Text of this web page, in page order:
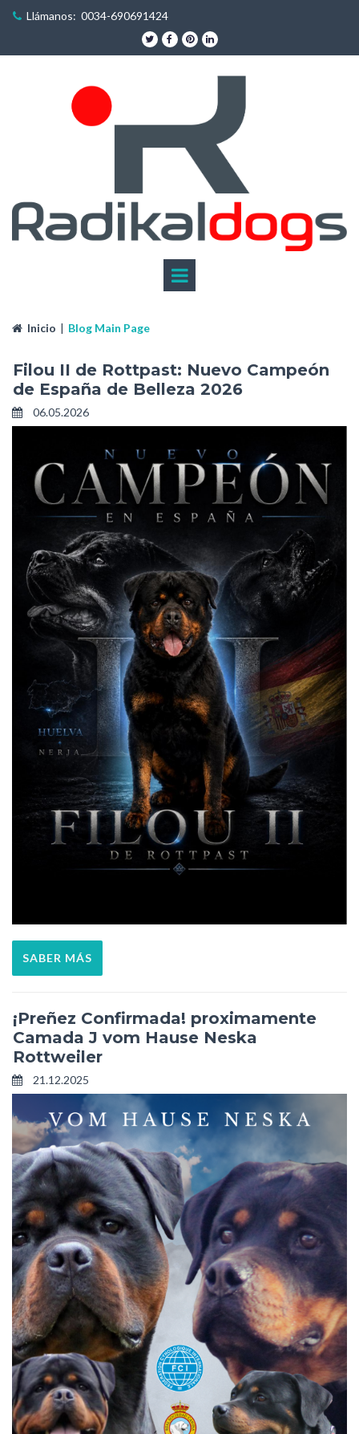
 Llámanos: 0034-690691424
   
Inicio | Blog Main Page
Filou II de Rottpast: Nuevo Campeón
de España de Belleza 2026
06.05.2026
SABER MÁS
¡Preñez Confirmada! proximamente
Camada J vom Hause Neska
Rottweiler
21.12.2025